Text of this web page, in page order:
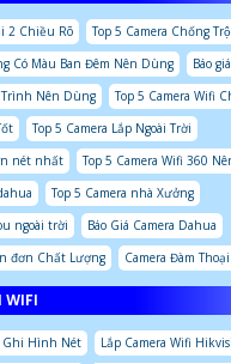
2 Chiều Rõ
Top 5 Camera Chống
Có Màu Ban Đêm Nên Dùng
Báo
Trình Nên Dùng
Top 5 Camera Wifi
Top 5 Camera Lắp Ngoài Trời
nét nhất
Top 5 Camera Wifi 360
Top 5 Camera nhà Xưởng
ngoài trời
Báo Giá Camera Dahua
đơn Chất Lượng
Camera Đàm
WIFI
Ghi Hình Nét
Lắp Camera Wifi